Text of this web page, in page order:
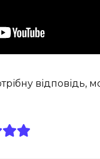
відповідь,